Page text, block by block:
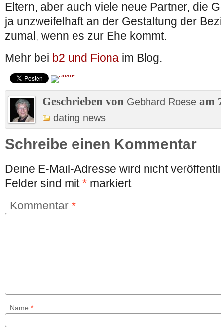
Eltern, aber auch viele neue Partner, die
ja unzweifelhaft an der Gestaltung der
zumal, wenn es zur Ehe kommt.
Mehr bei b2 und Fiona im Blog.
Geschrieben von Gebhard Roese am
dating news
Schreibe einen Kommentar
Deine E-Mail-Adresse wird nicht
Felder sind mit* markiert
Kommentar *
Name *